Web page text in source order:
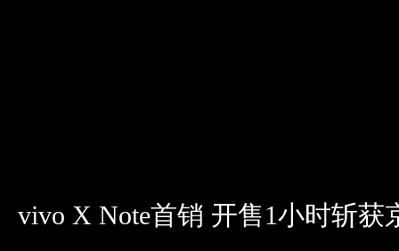
vivo X Note首销 开售1小时斩